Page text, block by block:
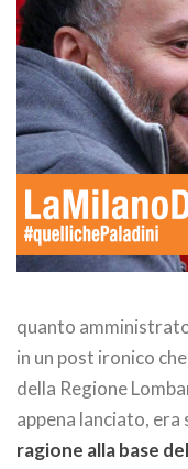
quanto
in un post ironico
della Regione
appena lanciato,
ragione alla base